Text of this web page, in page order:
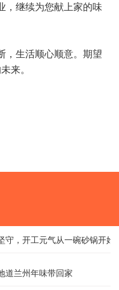
，继续为您献上家的味
，生活顺心顺意。期望
来。
，开工元气从一碗砂锅开始！
道兰州年味带回家